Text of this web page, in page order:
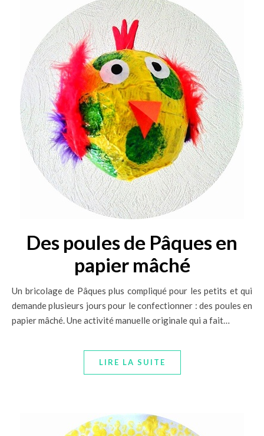
Des poules de Pâques en
papier mâché
Un bricolage de Pâques plus compliqué pour les petits et qui
demande plusieurs jours pour le confectionner : des poules en
papier mâché. Une activité manuelle originale qui a fait…
LIRE LA SUITE